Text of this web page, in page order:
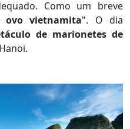
Como um breve
ovo vietnamita". O dia
de marionetes de